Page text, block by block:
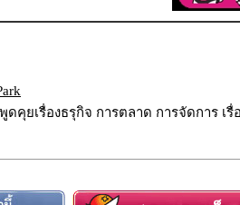
ดคุยเรื่องธรุกิจ การตลาด การจัดการ เรื่